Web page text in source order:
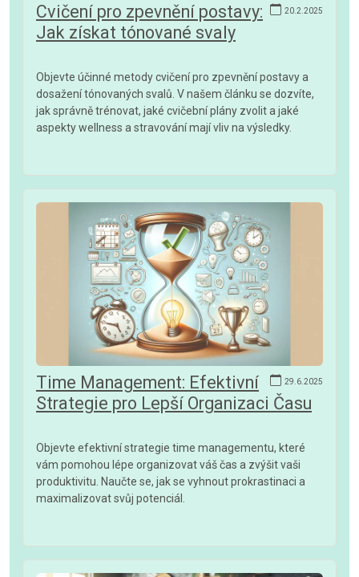
20.2.2025
Cvičení pro zpevnění postavy:
Jak získat tónované svaly
Objevte účinné metody cvičení pro zpevnění postavy a
dosažení tónovaných svalů. V našem článku se dozvíte,
jak správně trénovat, jaké cvičební plány zvolit a jaké
aspekty wellness a stravování mají vliv na výsledky.
29.6.2025
Time Management: Efektivní
Strategie pro Lepší Organizaci Času
Objevte efektivní strategie time managementu, které
vám pomohou lépe organizovat váš čas a zvýšit vaši
produktivitu. Naučte se, jak se vyhnout prokrastinaci a
maximalizovat svůj potenciál.